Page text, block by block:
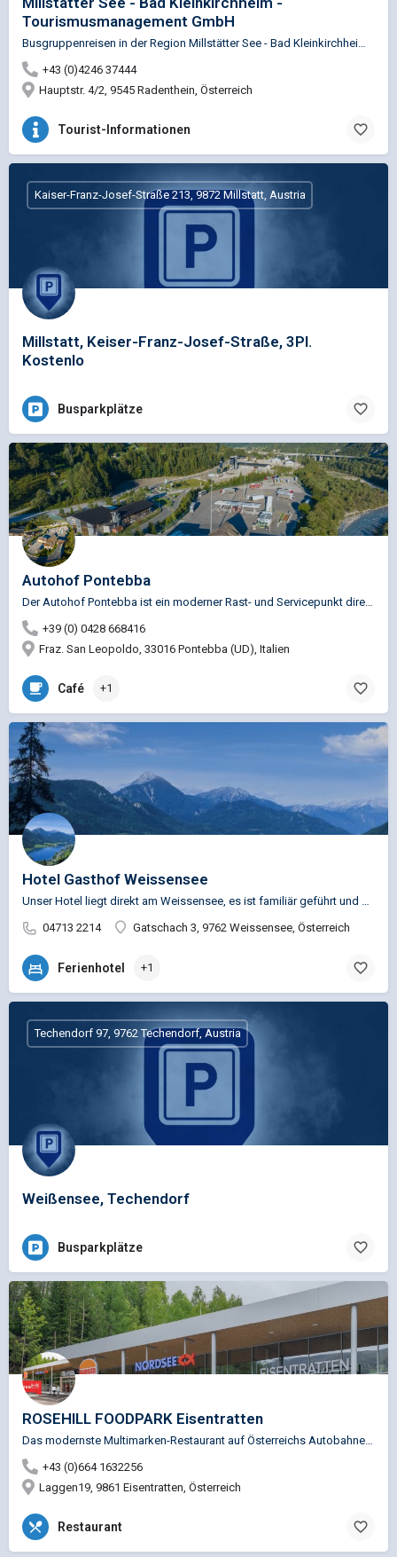
Tourismusmanagement GmbH
+43 (0)4246 37444
Hauptstr. 4/2, 9545 Radenthein, Österreich
Tourist-Informationen
Millstatt, Keiser-Franz-Josef-Straße, 3Pl.
Kostenlo
Kaiser-Franz-Josef-Straße 213, 9872 Millstatt, Austria
Busparkplätze
Autohof Pontebba
+39 (0) 0428 668416
Fraz. San Leopoldo, 33016 Pontebba (UD), Italien
Café +1
Hotel Gasthof Weissensee
04713 2214
Gatschach 3, 9762 Weissensee, Österreich
Ferienhotel +1
Weißensee, Techendorf
Techendorf 97, 9762 Techendorf, Austria
Busparkplätze
ROSEHILL FOODPARK Eisentratten
+43 (0)664 1632256
Laggen19, 9861 Eisentratten, Österreich
Restaurant